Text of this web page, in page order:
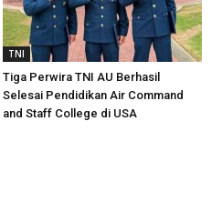
TNI
Tiga Perwira TNI AU Berhasil
Selesai Pendidikan Air Command
and Staff College di USA